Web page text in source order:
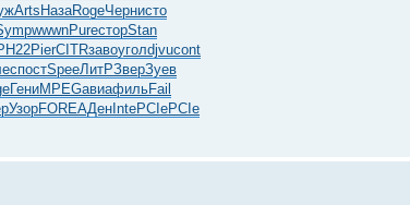
ArtsНазаRogeЧернисто
wwwnPureсторStan
PierCITRзавоуголdjvucont
постSpeeЛитРЗверЗуев
ГениMPEGавиафильFail
УзорFOREАДенIntePCIePCIe